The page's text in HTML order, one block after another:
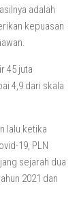
adalah
kepuasan
45 juta
4,9 dari skala
lalu ketika
19, PLN
sejarah dua
2021 dan